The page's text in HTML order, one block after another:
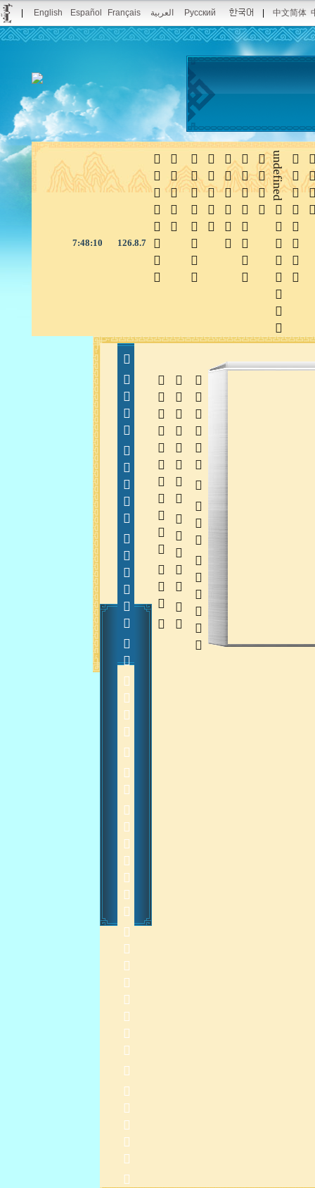
English Español Français العربية Pусский 中文简体
7:48:10 126.8.7

 
undefined





                 
    